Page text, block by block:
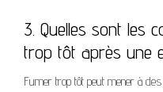
3. Quelles sont les
trop tôt après une
Fumer trop tôt peut mener à des